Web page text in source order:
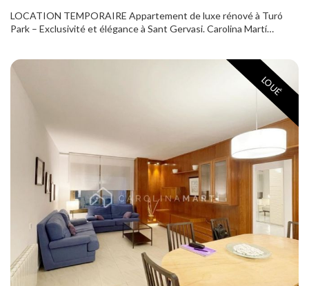
LOCATION TEMPORAIRE Appartement de luxe rénové à Turó
Park – Exclusivité et élégance à Sant Gervasi. Carolina Martí
quartiers les plus convoités de Barcelone : le parc Turó. Un
appartement de luxe, récemment rénové avec des matériaux de
première qualité, où chaque détail a été soigneusement pensé
par son espace, sa lumière naturelle et ses hauts plafonds, offrant
une disposition idéale pour ceux qui apprécient le confort et le
design. Un élégant salon-salle à manger de près de 60 m² vous
accueille dans une maison pleine de style et de chaleur. La suite
principale dispose d'un grand dressing et d'une salle de bain privée.
Les trois autres chambres sont agencées de manière fonctionnelle
: deux d'entre elles partagent une salle de bain complète, tandis
que la troisième dispose d'une salle de bain séparée. De plus, la
maison comprend une chambre de service avec sa propre salle de
neufs, est conçue pour être appréciée au quotidien et lors
d'occasions spéciales. La propriété est livrée entièrement meublée,
prête à emménager. Les planchers en bois naturel traité et les
LOUÉ